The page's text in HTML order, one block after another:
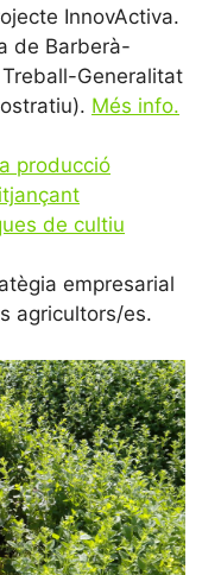
InnovActiva.
de Barberà-
Generalitat
Més info.
producció
de cultiu
empresarial
agricultors/es.